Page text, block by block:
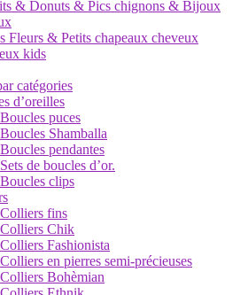
& Donuts & Pics chignons & Bijoux
Fleurs & Petits chapeaux cheveux
kids
catégories
d’oreilles
Boucles puces
Boucles Shamballa
Boucles pendantes
Sets de boucles d’or.
Boucles clips
Colliers fins
Colliers Chik
Colliers Fashionista
Colliers en pierres semi-précieuses
Colliers Bohèmian